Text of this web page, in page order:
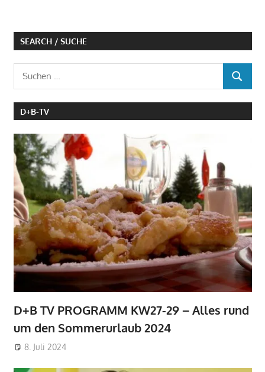
SEARCH / SUCHE
Suchen
SUCHEN
D+B-TV
D+B TV PROGRAMM KW27-29 – Alles rund
um den Sommerurlaub 2024
8. Juli 2024